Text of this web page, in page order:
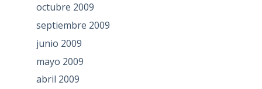
octubre 2009
septiembre 2009
junio 2009
mayo 2009
abril 2009